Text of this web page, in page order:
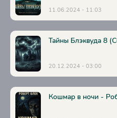
11.06.2024 - 11:03
Тайны Блэквуда 8
20.12.2024 - 03:00
Кошмар в ночи -